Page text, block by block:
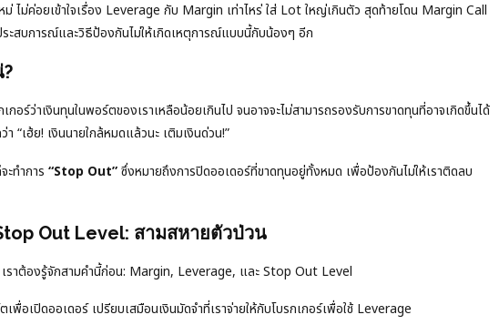
ไม่ค่อยเข้าใจเรื่อง Leverage กับ Margin เท่าไหร่ ใส่ Lot ใหญ่เกินตัว สุดท้ายโดน Margin Call
ระสบการณ์และวิธีป้องกันไม่ให้เกิดเหตุการณ์แบบนี้กับน้องๆ อีก
เกอร์ว่าเงินทุนในพอร์ตของเราเหลือน้อยเกินไป จนอาจจะไม่สามารถรองรับการขาดทุนที่อาจเกิดขึ้นได้
“เฮ้ย! เงินนายใกล้หมดแล้วนะ เติมเงินด่วน!”
ะทำการ “Stop Out”ซึ่งหมายถึงการปิดออเดอร์ที่ขาดทุนอยู่ทั้งหมด เพื่อป้องกันไม่ให้เราติดลบ
Out Level: สามสหายตัวป่วน
เราต้องรู้จักสามคำนี้ก่อน: Margin, Leverage, และ Stop Out Level
พื่อเปิดออเดอร์ เปรียบเสมือนเงินมัดจำที่เราจ่ายให้กับโบรกเกอร์เพื่อใช้ Leverage